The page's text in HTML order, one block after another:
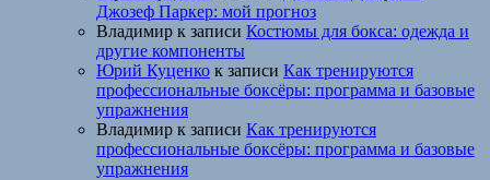
Джозеф Паркер: мой прогноз
Владимир к записи Костюмы для бокса: одежда и
другие компоненты
Юрий Куценко к записи Как тренируются
профессиональные боксёры: программа и базовые
упражнения
Владимир к записи Как тренируются
профессиональные боксёры: программа и базовые
упражнения